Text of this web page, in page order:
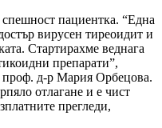
пациентка. “Една
вирусен тиреоидит и
Стартирахме веднага
препарати”,
проф. д-р Мария Орбецова.
отлагане и е чист
прегледи,